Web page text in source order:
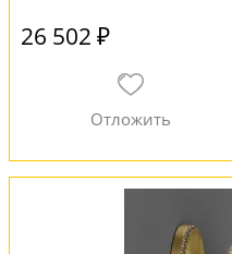
26 502 ₽